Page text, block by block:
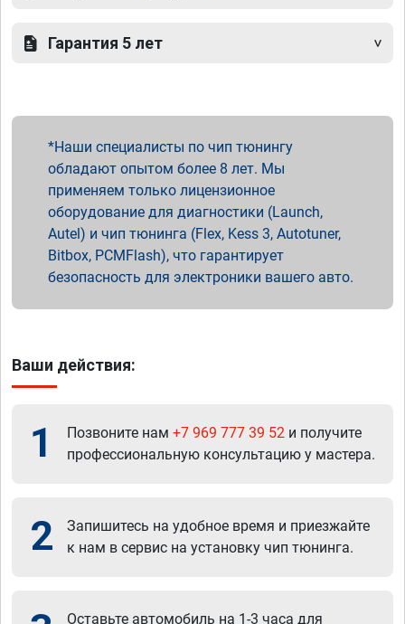
Гарантия 5 лет
Наши специалисты по чип тюнингу
обладают опытом более 8 лет. Мы
применяем только лицензионное
оборудование для диагностики (Launch,
Autel) и чип тюнинга (Flex, Kess 3, Autotuner,
Bitbox, PCMFlash), что гарантирует
безопасность для электроники вашего авто.
Ваши действия:
1 Позвоните нам +7 969 777 39 52 и получите
профессиональную консультацию у мастера.
2
Запишитесь на удобное время и приезжайте
к нам в сервис на установку чип тюнинга.
Оставьте автомобиль на 1-3 часа для